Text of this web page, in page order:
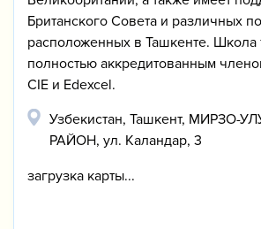
Британского Совета и различных
расположенных в Ташкенте. Школа
полностью аккредитованным
CIE и Edexcel.
Узбекистан, Ташкент, МИРЗО-
РАЙОН, ул. Каландар, 3
загрузка карты...